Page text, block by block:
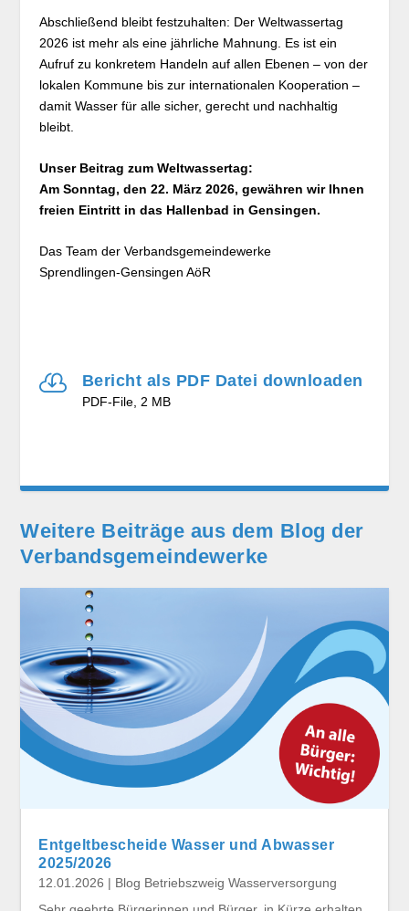
Abschließend bleibt festzuhalten: Der Weltwassertag
2026 ist mehr als eine jährliche Mahnung. Es ist ein
Aufruf zu konkretem Handeln auf allen Ebenen – von der
lokalen Kommune bis zur internationalen Kooperation –
damit Wasser für alle sicher, gerecht und nachhaltig
bleibt.
Unser Beitrag zum Weltwassertag:
Am Sonntag, den 22. März 2026, gewähren wir Ihnen
freien Eintritt in das Hallenbad in Gensingen.
Das Team der Verbandsgemeindewerke
Sprendlingen-Gensingen AöR
 Bericht als PDF Datei downloaden
PDF-File, 2 MB
Weitere Beiträge aus dem Blog der
Verbands­gemeinde­werke
Entgeltbescheide Wasser und Abwasser
2025/2026
12.01.2026 | Blog Betriebszweig Wasserversorgung